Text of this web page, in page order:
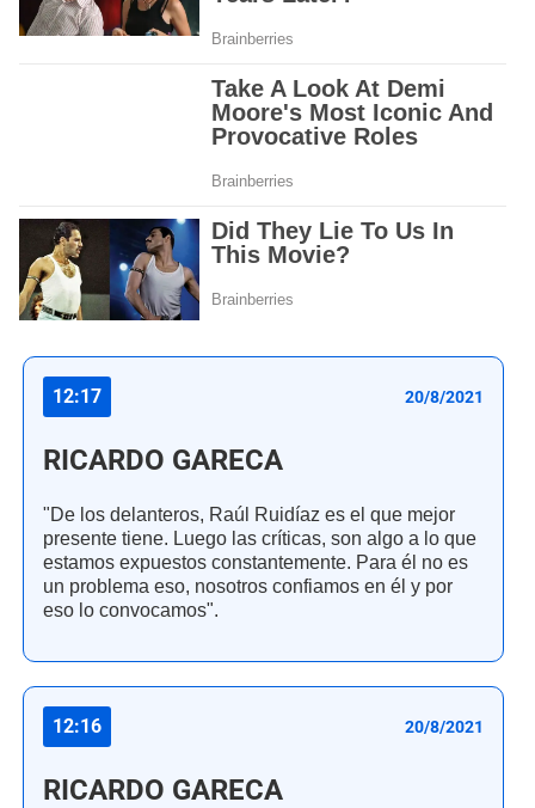
12:17 20/8/2021
RICARDO GARECA
"De los delanteros, Raúl Ruidíaz es el que mejor
presente tiene. Luego las críticas, son algo a lo que
estamos expuestos constantemente. Para él no es
un problema eso, nosotros confiamos en él y por
eso lo convocamos".
12:16 20/8/2021
RICARDO GARECA